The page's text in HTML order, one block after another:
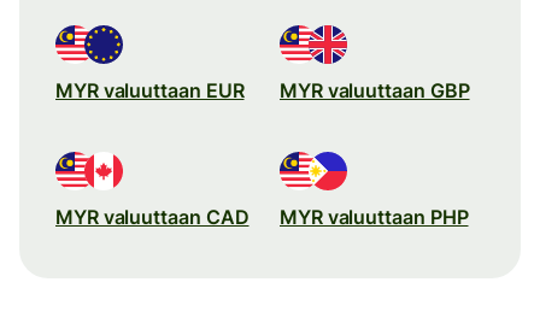
MYR valuuttaan EUR MYR valuuttaan GBP
MYR valuuttaan CAD MYR valuuttaan PHP